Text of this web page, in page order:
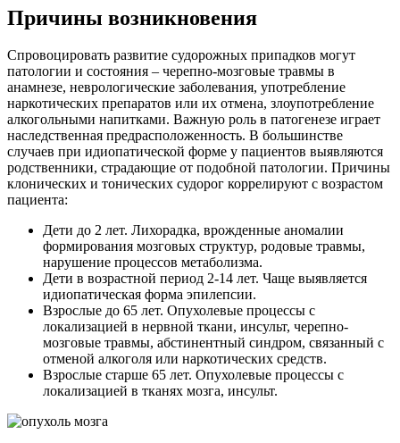
Причины возникновения
Спровоцировать развитие судорожных припадков могут
патологии и состояния – черепно-мозговые травмы в
анамнезе, неврологические заболевания, употребление
наркотических препаратов или их отмена, злоупотребление
алкогольными напитками. Важную роль в патогенезе играет
наследственная предрасположенность. В большинстве
случаев при идиопатической форме у пациентов выявляются
родственники, страдающие от подобной патологии. Причины
клонических и тонических судорог коррелируют с возрастом
пациента:
Дети до 2 лет. Лихорадка, врожденные аномалии
формирования мозговых структур, родовые травмы,
нарушение процессов метаболизма.
Дети в возрастной период 2-14 лет. Чаще выявляется
идиопатическая форма эпилепсии.
Взрослые до 65 лет. Опухолевые процессы с
локализацией в нервной ткани, инсульт, черепно-
мозговые травмы, абстинентный синдром, связанный с
отменой алкоголя или наркотических средств.
Взрослые старше 65 лет. Опухолевые процессы с
локализацией в тканях мозга, инсульт.